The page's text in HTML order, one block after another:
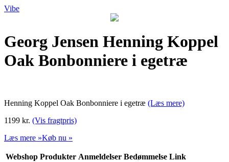
Vibe
Georg Jensen Henning Koppel
Oak Bonbonniere i egetræ
Henning Koppel Oak Bonbonniere i egetræ (Læs mere)
1199 kr. (Vis fragtpris)
Læs mere »Køb nu »
Webshop Produkter Anmeldelser Bedømmelse Link